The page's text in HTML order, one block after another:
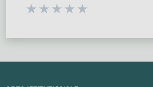
Seleziona una valutazione